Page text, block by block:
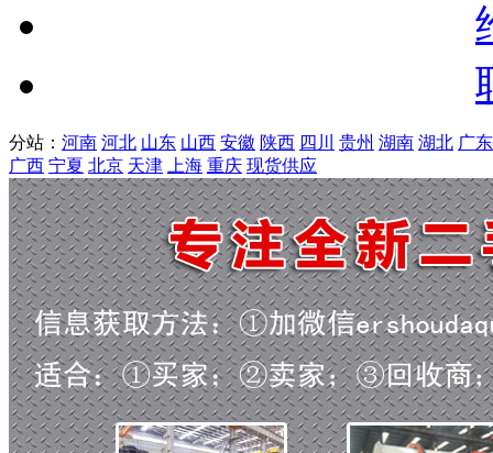
分站： 河南 河北 山东 山西 安徽 陕西 四川 贵州 湖南 湖北 广东
广西 宁夏 北京 天津 上海 重庆 现货供应